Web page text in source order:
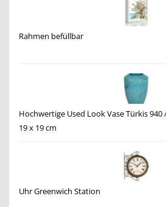
Rahmen befüllbar
Hochwertige Used Look Vase Türkis
19 x 19 cm
Uhr Greenwich Station